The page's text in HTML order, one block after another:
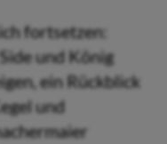
fortsetzen:
und König
ein Rückblick
und